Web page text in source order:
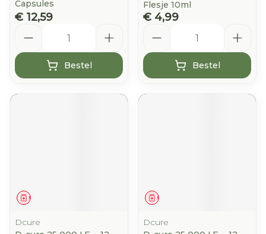
Capsules
€ 12,59
Bestel
Flesje 10ml
€ 4,99
Bestel
Geneesmiddel
Dcure
Geneesmiddel
Dcure